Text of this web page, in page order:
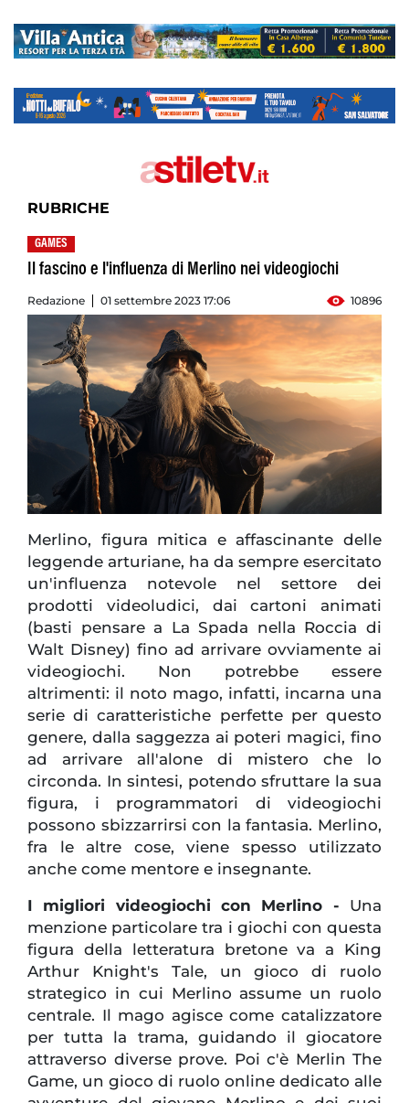
RUBRICHE
GAMES
Il fascino e l'influenza di Merlino nei videogiochi
Redazione 01 settembre 2023 17:06 10896
Merlino, figura mitica e affascinante delle
leggende arturiane, ha da sempre esercitato
un'influenza notevole nel settore dei
prodotti videoludici, dai cartoni animati
(basti pensare a La Spada nella Roccia di
Walt Disney) fino ad arrivare ovviamente ai
videogiochi. Non potrebbe essere
altrimenti: il noto mago, infatti, incarna una
serie di caratteristiche perfette per questo
genere, dalla saggezza ai poteri magici, fino
ad arrivare all'alone di mistero che lo
circonda. In sintesi, potendo sfruttare la sua
figura, i programmatori di videogiochi
possono sbizzarrirsi con la fantasia. Merlino,
fra le altre cose, viene spesso utilizzato
anche come mentore e insegnante.
I migliori videogiochi con Merlino - Una
menzione particolare tra i giochi con questa
figura della letteratura bretone va a King
Arthur Knight's Tale, un gioco di ruolo
strategico in cui Merlino assume un ruolo
centrale. Il mago agisce come catalizzatore
per tutta la trama, guidando il giocatore
attraverso diverse prove. Poi c'è Merlin The
Game, un gioco di ruolo online dedicato alle